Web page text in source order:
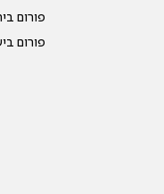
פורום
פורום